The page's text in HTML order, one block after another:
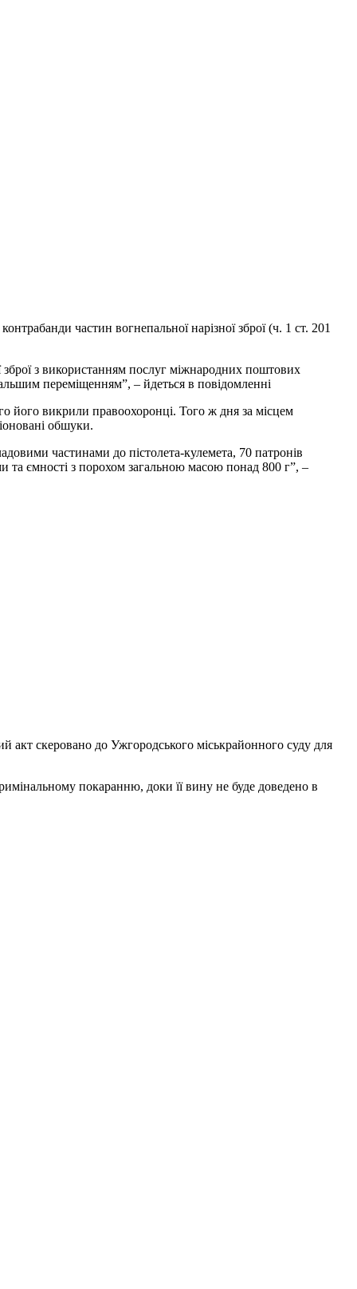
частин вогнепальної нарізної зброї (ч. 1 ст. 201
з використанням послуг міжнародних поштових
переміщенням”, – йдеться в повідомленні
його викрили правоохоронці. Того ж дня за місцем
обшуки.
частинами до пістолета-кулемета, 70 патронів
та ємності з порохом загальною масою понад 800 г”, –
акт скеровано до Ужгородського міськрайонного суду для
покаранню, доки її вину не буде доведено в